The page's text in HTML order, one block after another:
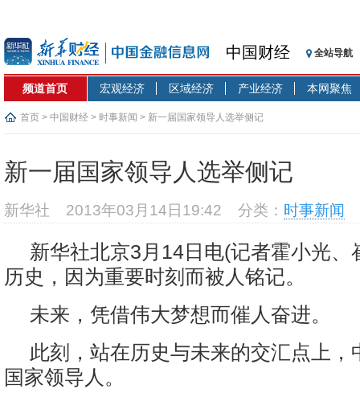
中国财经 全站导航
频道首页 宏观经济 区域经济 产业经济 本网聚焦
首页 > 中国财经 > 时事新闻 > 新一届国家领导人选举侧记
新一届国家领导人选举侧记
新华社 2013年03月14日19:42 分类： 时事新闻
新华社北京3月14日电(记者霍小光、
历史，因为重要时刻而被人铭记。
未来，凭借伟大梦想而催人奋进。
此刻，站在历史与未来的交汇点上，
国家领导人。